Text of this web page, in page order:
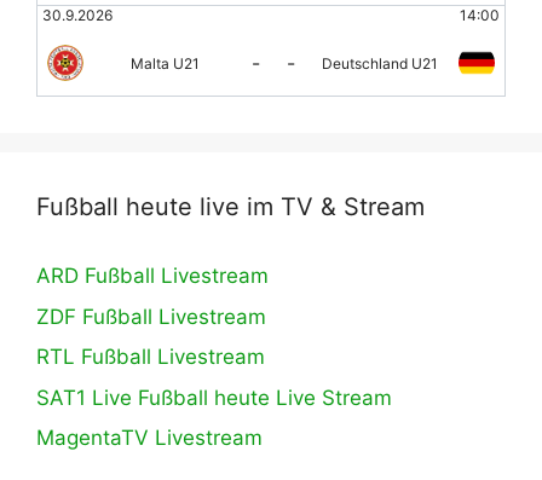
30.9.2026 14:00
Malta U21 - - Deutschland U21
Fußball heute live im TV & Stream
ARD Fußball Livestream
ZDF Fußball Livestream
RTL Fußball Livestream
SAT1 Live Fußball heute Live Stream
MagentaTV Livestream